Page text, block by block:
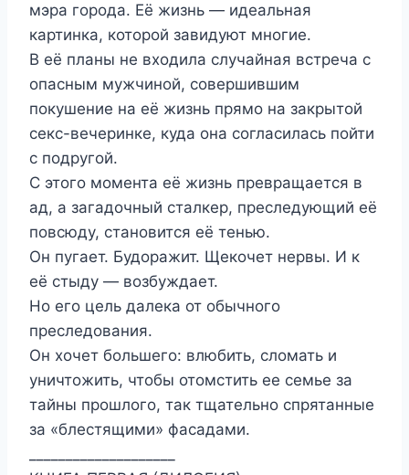
мэра города. Её жизнь — идеальная
картинка, которой завидуют многие.
В её планы не входила случайная встреча с
опасным мужчиной, совершившим
покушение на её жизнь прямо на закрытой
секс-вечеринке, куда она согласилась пойти
с подругой.
С этого момента её жизнь превращается в
ад, а загадочный сталкер, преследующий её
повсюду, становится её тенью.
Он пугает. Будоражит. Щекочет нервы. И к
её стыду — возбуждает.
Но его цель далека от обычного
преследования.
Он хочет большего: влюбить, сломать и
уничтожить, чтобы отомстить ее семье за
тайны прошлого, так тщательно спрятанные
за «блестящими» фасадами.